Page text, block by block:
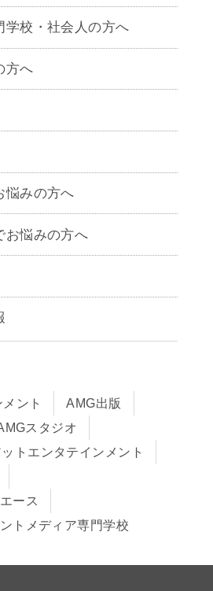
学校・社会人の方へ
方へ
ター学科
学科
悩みの方へ
お悩みの方へ
AOエントリー
種制度
の方へ
ント
AMG出版
スタジオ
ットエンタテインメント
ース
トメディア専門学校